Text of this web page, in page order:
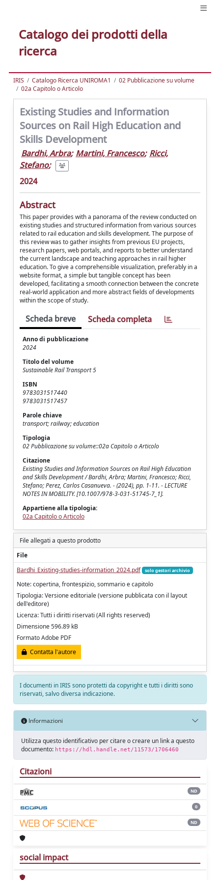
Catalogo dei prodotti della
ricerca
IRIS Catalogo Ricerca UNIROMA1
02 Pubblicazione su volume
02a Capitolo o Articolo
Existing Studies and Information
Sources on Rail High Education and
Skills Development
Bardhi, Arbra; Martini, Francesco; Ricci,
Stefano;
2024
Abstract
This paper provides with a panorama of the review conducted on
existing studies and structured information from various sources
related to rail education and skills development. The purpose of
this review was to gather insights from previous EU projects,
research papers, web portals, and reports to better understand
the current landscape and teaching approaches in rail higher
education. To give a comprehensible visualization, preferably in a
website format, a simple but tangible concept has been
developed, facilitating a smooth connection between the concrete
real-world application and more abstract fields of developments
within the scope of study.
Scheda breve Scheda completa
Anno di pubblicazione
2024
Titolo del volume
Sustainable Rail Transport 5
ISBN
9783031517440
9783031517457
Parole chiave
transport; railway; education
Tipologia
02 Pubblicazione su volume::02a Capitolo o Articolo
Citazione
Existing Studies and Information Sources on Rail High Education
and Skills Development / Bardhi, Arbra; Martini, Francesco; Ricci,
Stefano; Perez, Carlos Casanueva. - (2024), pp. 1-11. - LECTURE
NOTES IN MOBILITY. [10.1007/978-3-031-51745-7_1].
Appartiene alla tipologia:
02a Capitolo o Articolo
File allegati a questo prodotto
File
Bardhi_Existing-studies-information_2024.pdf
solo gestori archivio
Note: copertina, frontespizio, sommario e capitolo
Tipologia: Versione editoriale (versione pubblicata con il layout
dell'editore)
Licenza: Tutti i diritti riservati (All rights reserved)
Dimensione 596.89 kB
Formato Adobe PDF
Contatta l'autore
I documenti in IRIS sono protetti da copyright e tutti i diritti sono
riservati, salvo diversa indicazione.
Informazioni
Utilizza questo identificativo per citare o creare un link a questo
documento: https://hdl.handle.net/11573/1706460
Citazioni
ND
0
ND
social impact